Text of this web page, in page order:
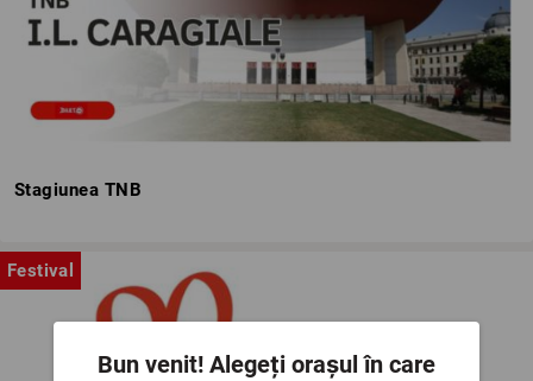
Stagiunea TNB
Festival
Bun venit!Alegeți orașul în care